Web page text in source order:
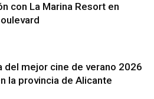
con La Marina Resort en
del mejor cine de verano 2026
la provincia de Alicante